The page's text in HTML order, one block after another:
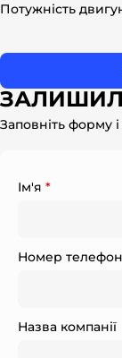
Потужність
Заповніть форму
Ім'я *
Номер
Назва компанії